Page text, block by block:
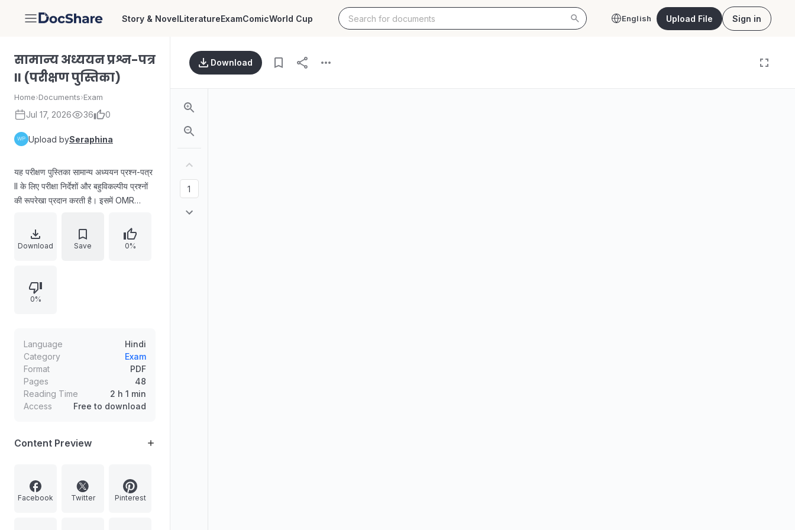
DocShare Story & NovelLiteratureExamComicWorld Cup English Upload File Sign in
सामान्य अध्ययन प्रश्न-पत्र
II (परीक्षण पुस्तिका)
Home›Documents›Exam
Jul 17, 2026 36 0
Upload bySeraphina
यह परीक्षण पुस्तिका सामान्य अध्ययन प्रश्न-पत्र
II के लिए परीक्षा निर्देशों और बहुविकल्पीय प्रश्नों
की रूपरेखा प्रदान करती है। इसमें OMR
प्रश्नों के लिए चार विकल्पों में से केवल एक सही
विकल्प चुनने, और उत्तर न देने पर दंड न लागू
पारिस्थितिकी तंत्र के जैव विविधता संरक्षण बनाम
वाणिज्यिक दोहन के परस्पर विरोध को समझना,
आधारित तर्क प्रस्तुत करना।
Download Save 0%
0%
Language
Hindi
Category
Exam
Format
PDF
Pages
48
Reading Time
2 h 1 min
Access
Free to download
Content Preview
Facebook Twitter Pinterest
Download